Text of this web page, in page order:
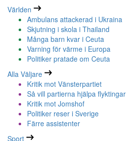
Världen
Ambulans attackerad i Ukraina
Skjutning i skola i Thailand
Många barn kvar i Ceuta
Varning för värme i Europa
Politiker pratade om Ceuta
Alla Väljare
Kritik mot Vänsterpartiet
Så vill partierna hjälpa flyktingar
Kritik mot Jomshof
Politiker reser i Sverige
Färre assistenter
Sport